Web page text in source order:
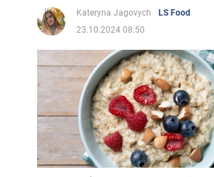
Kateryna Jagovych
LS Food
23.10.2024 08:50